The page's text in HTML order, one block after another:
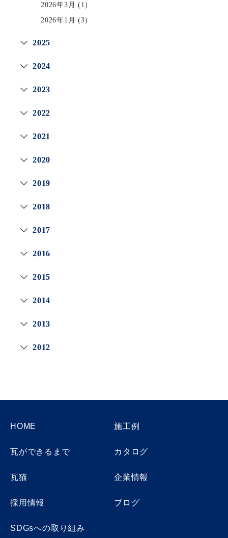
2026年3月 (1)
2026年1月 (3)
2025
2024
2023
2022
2021
2020
2019
2018
2017
2016
2015
2014
2013
2012
HOME 施工例
瓦ができるまで カタログ
瓦猫 企業情報
採用情報 ブログ
SDGsへの取り組み